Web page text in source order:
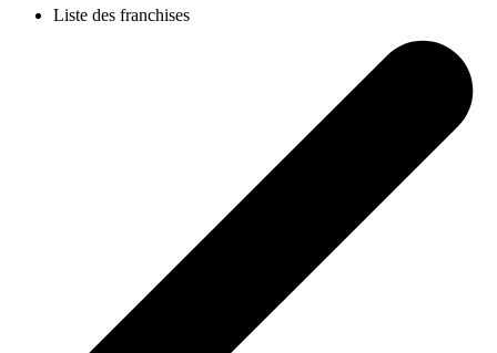
Liste des franchises